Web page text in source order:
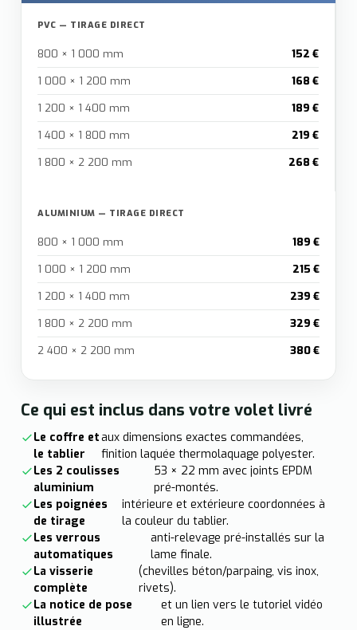
PVC — TIRAGE DIRECT
800 × 1 000 mm
152 €
1 000 × 1 200 mm
168 €
1 200 × 1 400 mm
189 €
1 400 × 1 800 mm
219 €
1 800 × 2 200 mm
268 €
ALUMINIUM — TIRAGE DIRECT
800 × 1 000 mm
189 €
1 000 × 1 200 mm
215 €
1 200 × 1 400 mm
239 €
1 800 × 2 200 mm
329 €
2 400 × 2 200 mm
380 €
Ce qui est inclus dans votre volet livré
Le coffre et
le tablier
aux dimensions exactes commandées,
finition laquée thermolaquage polyester.
Les 2 coulisses
aluminium
53 × 22 mm avec joints EPDM
pré-montés.
Les poignées
de tirage
intérieure et extérieure coordonnées à
la couleur du tablier.
Les verrous
automatiques
anti-relevage pré-installés sur la
lame finale.
La visserie
complète
(chevilles béton/parpaing, vis inox,
rivets).
La notice de pose
illustrée
et un lien vers le tutoriel vidéo
en ligne.